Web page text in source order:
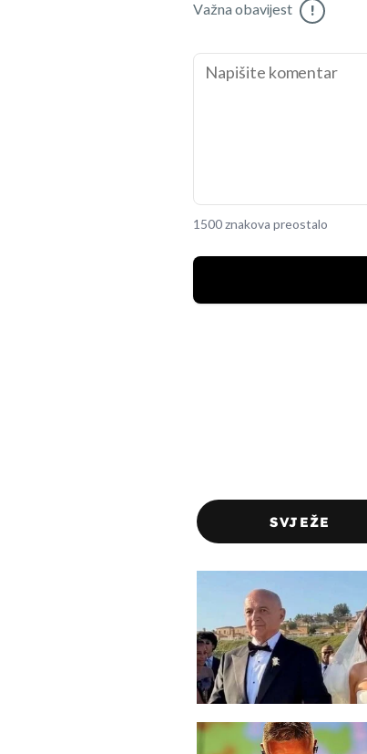
Važna obavijest !
1500 znakova preostalo
SVJEŽE